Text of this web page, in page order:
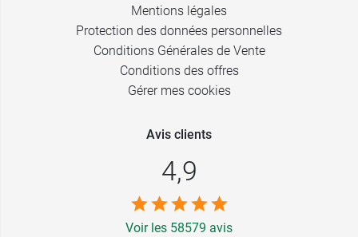
Mentions légales
Protection des données personnelles
Conditions Générales de Vente
Conditions des offres
Gérer mes cookies
Avis clients
4,9
Voir les 58579 avis